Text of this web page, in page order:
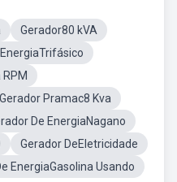
Gerador80 kVA
Gerador Pramac8 Kva
De EnergiaNagano
Gerador DeEletricidade
EnergiaGasolina Usando